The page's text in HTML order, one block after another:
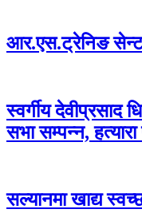
आर.एस.ट्रेनिङ
स्वर्गीय
सभा सम्पन्न,
सल्यानमा खाद्य